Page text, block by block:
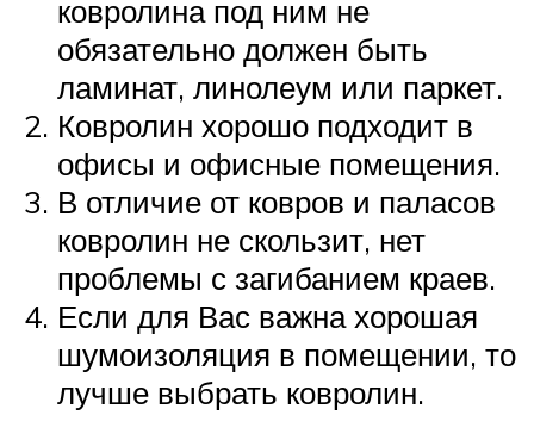
ковролина под ним не
обязательно должен быть
ламинат, линолеум или паркет.
Ковролин хорошо подходит в
офисы и офисные помещения.
В отличие от ковров и паласов
ковролин не скользит, нет
проблемы с загибанием краев.
Если для Вас важна хорошая
шумоизоляция в помещении, то
лучше выбрать ковролин.